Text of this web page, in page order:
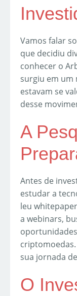
Vamos falar
que decidiu
conhecer o
surgiu em um
estavam se
desse
A
Antes de
estudar a
leu
a webinars,
sua jornada
O